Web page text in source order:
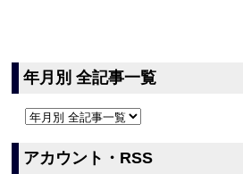
年月別 全記事一覧
アカウント・RSS